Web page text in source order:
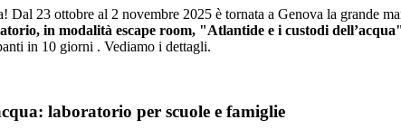
Dal 23 ottobre al 2 novembre 2025 è tornata a Genova la grande
in modalità escape room, "Atlantide e i custodi
in 10 giorni . Vediamo i dettagli.
laboratorio per scuole e famiglie